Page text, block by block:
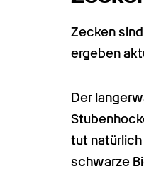
Zecken
ergeben
Der
tut
schwarze